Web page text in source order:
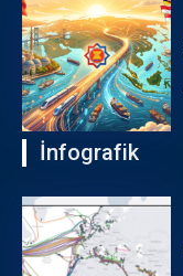
İnfografik